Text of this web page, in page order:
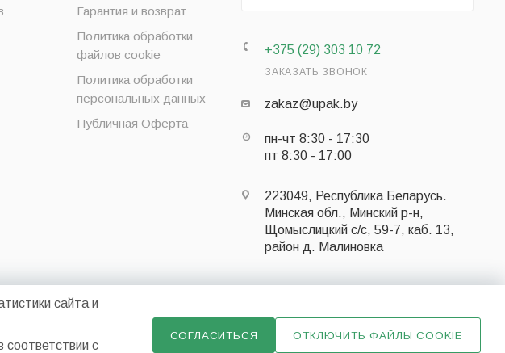
Гарантия и возврат
Политика обработки
файлов cookie
Политика обработки
персональных данных
Публичная Оферта
+375 (29) 303 10 72
ЗАКАЗАТЬ ЗВОНОК
zakaz@upak.by
пн-чт 8:30 - 17:30
пт 8:30 - 17:00
223049, Республика Беларусь.
Минская обл., Минский р-н,
Щомыслицкий с/с, 59-7, каб. 13,
район д. Малиновка
Щомыслицкий с/с, 59-7, каб. 13, район д.
сайта и
с
СОГЛАСИТЬСЯ ОТКЛЮЧИТЬ ФАЙЛЫ COOKIE